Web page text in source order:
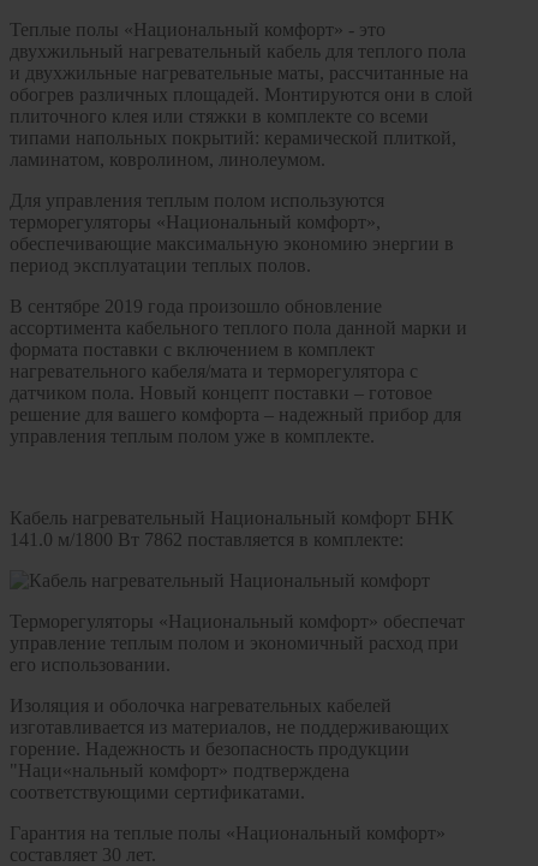
Теплые полы «Национальный комфорт» - это
двухжильный нагревательный кабель для теплого пола
и двухжильные нагревательные маты, рассчитанные на
обогрев различных площадей. Монтируются они в слой
плиточного клея или стяжки в комплекте со всеми
типами напольных покрытий: керамической плиткой,
ламинатом, ковролином, линолеумом.
Для управления теплым полом используются
терморегуляторы «Национальный комфорт»,
обеспечивающие максимальную экономию энергии в
период эксплуатации теплых полов.
В сентябре 2019 года произошло обновление
ассортимента кабельного теплого пола данной марки и
формата поставки с включением в комплект
нагревательного кабеля/мата и терморегулятора с
датчиком пола. Новый концепт поставки – готовое
решение для вашего комфорта – надежный прибор для
управления теплым полом уже в комплекте.
Кабель нагревательный Национальный комфорт БНК
141.0 м/1800 Вт 7862 поставляется в комплекте:
Терморегуляторы «Национальный комфорт» обеспечат
управление теплым полом и экономичный расход при
его использовании.
Изоляция и оболочка нагревательных кабелей
изготавливается из материалов, не поддерживающих
горение. Надежность и безопасность продукции
"Наци«нальный комфорт» подтверждена
соответствующими сертификатами.
Гарантия на теплые полы «Национальный комфорт»
составляет 30 лет.